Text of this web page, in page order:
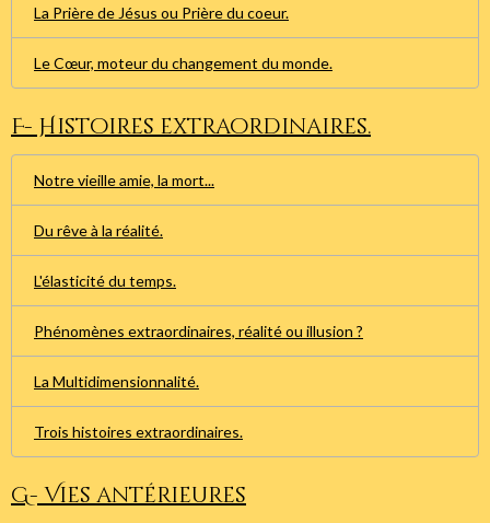
La Prière de Jésus ou Prière du coeur.
Le Cœur, moteur du changement du monde.
F- Histoires extraordinaires.
Notre vieille amie, la mort...
Du rêve à la réalité.
L'élasticité du temps.
Phénomènes extraordinaires, réalité ou illusion ?
La Multidimensionnalité.
Trois histoires extraordinaires.
G- Vies antérieures